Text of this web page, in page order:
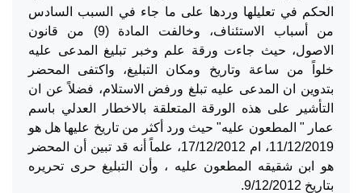
الحكم في تعليلها وردها على ما جاء في السبب السادس
من أسباب الاستئناف، وخالفت المادة (9) من قانون
الاصول، حيث جاءت ورقة علم وخبر تبليغ المدعى عليه
خلواً من ساعة وتاريخ ومكان التبليغ، واكتفى المحضر
بتدوين ان المدعى عليه تبلغ ورفض الاستلام، فضلاً عن ان
التأشير على هذه الورقة المتعلقة بالاخطار العدلي باسم
عمار " المطعون عليه" حيث ورد أكثر من تاريخ عليها هل هو
11/12/2019، ام 17/12/2012، علماً أنه قد تبين أن المحضر
هو ابن شقيقه المطعون عليه ، وأن التبليغ حرى تحريره
بتاريخ 9/12/2012.